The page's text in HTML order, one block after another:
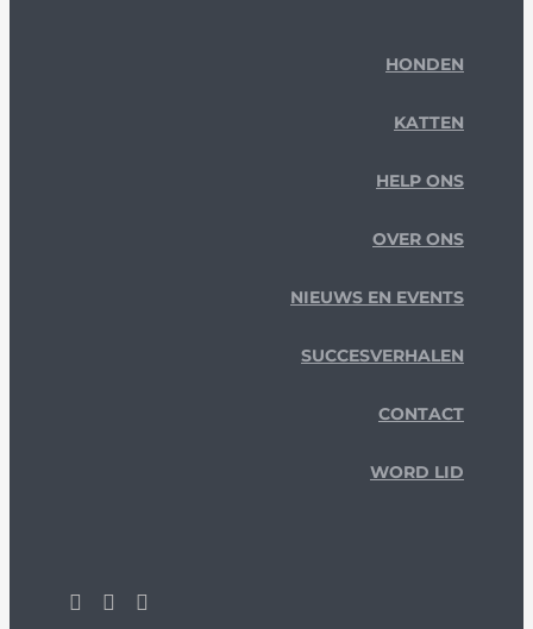
HONDEN
KATTEN
HELP ONS
OVER ONS
NIEUWS EN EVENTS
SUCCESVERHALEN
CONTACT
WORD LID